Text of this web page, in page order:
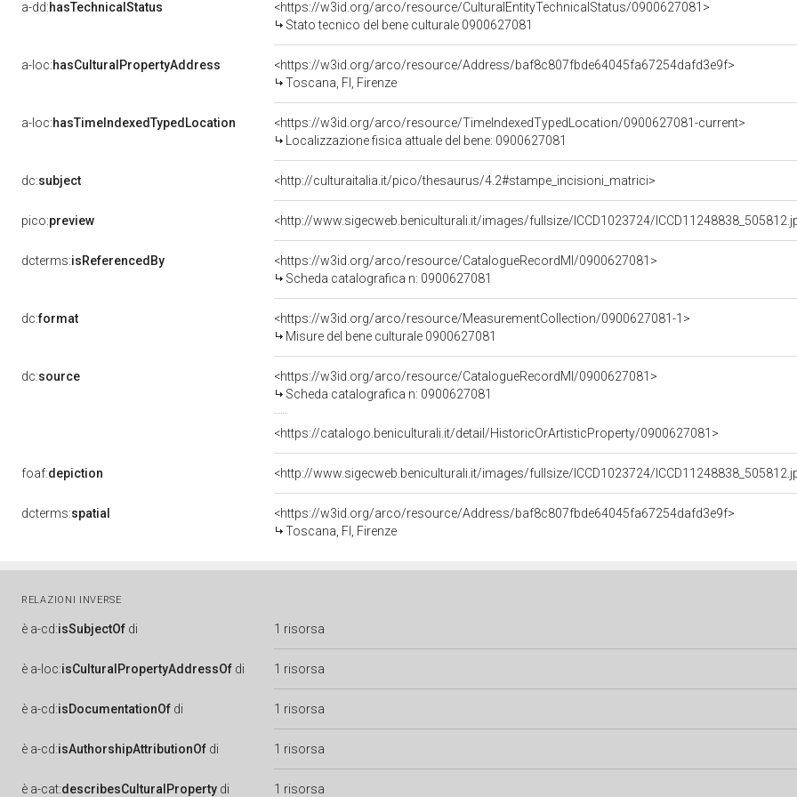
a-dd:hasTechnicalStatus
<https://w3id.org/arco/resource/CulturalEntityTechnicalStatus/0900627081>
Stato tecnico del bene culturale 0900627081
a-loc:hasCulturalPropertyAddress
<https://w3id.org/arco/resource/Address/baf8c807fbde64045fa67254dafd3e9f>
Toscana, FI, Firenze
a-loc:hasTimeIndexedTypedLocation
<https://w3id.org/arco/resource/TimeIndexedTypedLocation/0900627081-current>
Localizzazione fisica attuale del bene: 0900627081
dc:subject <http://culturaitalia.it/pico/thesaurus/4.2#stampe_incisioni_matrici>
pico:preview <http://www.sigecweb.beniculturali.it/images/fullsize/ICCD1023724/
dcterms:isReferencedBy
<https://w3id.org/arco/resource/CatalogueRecordMI/0900627081>
Scheda catalografica n: 0900627081
dc:format
<https://w3id.org/arco/resource/MeasurementCollection/0900627081-1>
Misure del bene culturale 0900627081
dc:source
<https://w3id.org/arco/resource/CatalogueRecordMI/0900627081>
Scheda catalografica n: 0900627081
<https://catalogo.beniculturali.it/detail/HistoricOrArtisticProperty/0900627081>
foaf:depiction <http://www.sigecweb.beniculturali.it/images/fullsize/ICCD1023724/
dcterms:spatial
<https://w3id.org/arco/resource/Address/baf8c807fbde64045fa67254dafd3e9f>
Toscana, FI, Firenze
RELAZIONI INVERSE
è a-cd:isSubjectOf di 1 risorsa
è a-loc:isCulturalPropertyAddressOf di 1 risorsa
è a-cd:isDocumentationOf di 1 risorsa
è a-cd:isAuthorshipAttributionOf di 1 risorsa
è a-cat:describesCulturalProperty di 1 risorsa